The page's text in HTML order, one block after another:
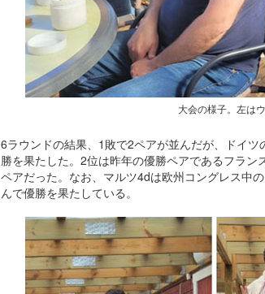
大会の様子。左は
6ラウンドの結果、1敗で2ペアが並んだが、ドイ
勝を果たした。2位は昨年の優勝ペアであるフラ
ペアだった。なお、マルツ4dは欧州コングレス中
んで優勝を果たしている。